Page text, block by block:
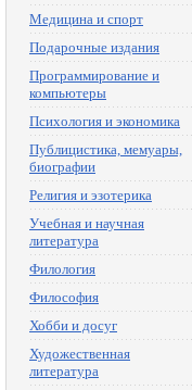
Медицина и спорт
Подарочные издания
Программирование и
компьютеры
Психология и экономика
Публицистика, мемуары,
биографии
Религия и эзотерика
Учебная и научная
литература
Филология
Философия
Хобби и досуг
Художественная
литература